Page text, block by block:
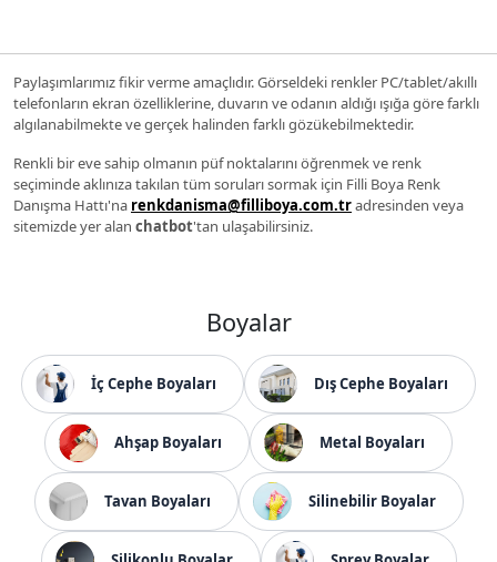
Paylaşımlarımız fikir verme amaçlıdır. Görseldeki renkler PC/tablet/akıllı
telefonların ekran özelliklerine, duvarın ve odanın aldığı ışığa göre farklı
algılanabilmekte ve gerçek halinden farklı gözükebilmektedir.
Renkli bir eve sahip olmanın püf noktalarını öğrenmek ve renk
seçiminde aklınıza takılan tüm soruları sormak için Filli Boya Renk
Danışma Hattı'na renkdanisma@filliboya.com.tradresinden veya
sitemizde yer alan chatbot'tan ulaşabilirsiniz.
Boyalar
İç Cephe Boyaları Dış Cephe Boyaları
Ahşap Boyaları Metal Boyaları
Tavan Boyaları Silinebilir Boyalar